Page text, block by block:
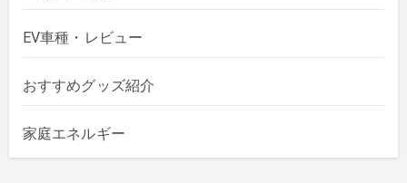
EV車種・レビュー
おすすめグッズ紹介
家庭エネルギー